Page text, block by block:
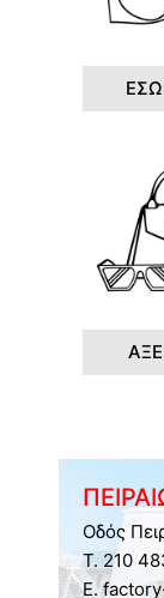
Οδός
Τ. 210
E.